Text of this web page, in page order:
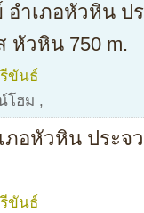
ำเภอหัวหิน ป
หัวหิน 750 m.
ขันธ์
โฮม ,
ภอหัวหิน ประจ
ขันธ์